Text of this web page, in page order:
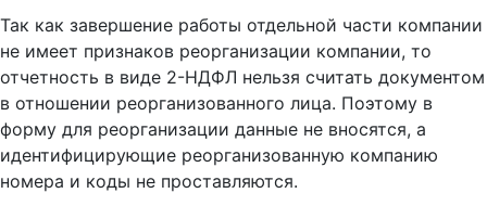
Так как завершение работы отдельной части компании
не имеет признаков реорганизации компании, то
отчетность в виде 2-НДФЛ нельзя считать документом
в отношении реорганизованного лица. Поэтому в
форму для реорганизации данные не вносятся, а
идентифицирующие реорганизованную компанию
номера и коды не проставляются.